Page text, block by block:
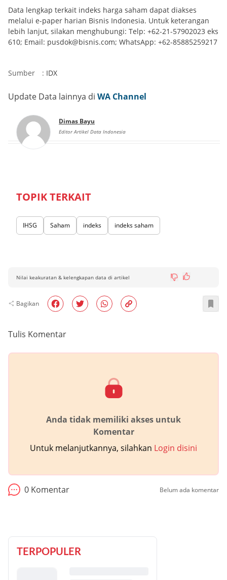
Data lengkap terkait indeks harga saham dapat diakses
melalui e-paper harian Bisnis Indonesia. Untuk keterangan
lebih lanjut, silakan menghubungi: Telp: +62-21-57902023 eks
610; Email: pusdok@bisnis.com; WhatsApp: +62-85885259217
Sumber : IDX
Update Data lainnya di WA Channel
Dimas Bayu
Editor Artikel Data Indonesia
TOPIK TERKAIT
IHSG Saham indeks indeks saham
Nilai keakuratan & kelengkapan data di artikel
Bagikan
Tulis Komentar
Anda tidak memiliki akses untuk
Komentar
Untuk melanjutkannya, silahkan Login disini
0 Komentar Belum ada komentar
TERPOPULER